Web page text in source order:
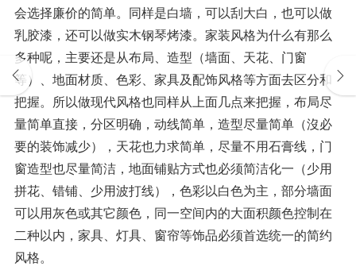
会选择廉价的简单。同样是白墙，可以刮大白，也可以做
乳胶漆，还可以做实木钢琴烤漆。家装风格为什么有那么
多种呢，主要还是从布局、造型（墙面、天花、门窗
等）、地面材质、色彩、家具及配饰风格等方面去区分和
把握。所以做现代风格也同样从上面几点来把握，布局尽
量简单直接，分区明确，动线简单，造型尽量简单（沒必
要的装饰减少），天花也力求简单，尽量不用石膏线，门
窗造型也尽量简洁，地面铺贴方式也必须简洁化一（少用
拼花、错铺、少用波打线），色彩以白色为主，部分墙面
可以用灰色或其它颜色，同一空间内的大面积颜色控制在
二种以内，家具、灯具、窗帘等饰品必须首选统一的简约
风格。